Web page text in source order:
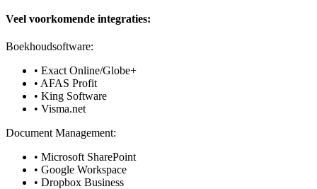
Veel voorkomende integraties:
Boekhoudsoftware:
• Exact Online/Globe+
• AFAS Profit
• King Software
• Visma.net
Document Management:
• Microsoft SharePoint
• Google Workspace
• Dropbox Business